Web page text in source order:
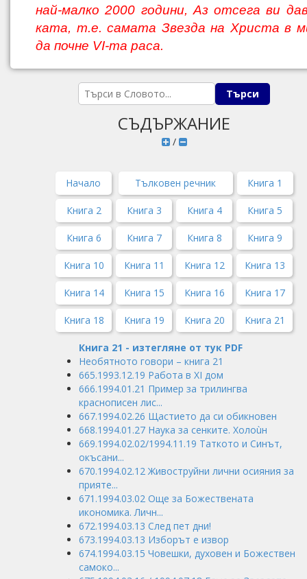
най-малко 2000 години, Аз отсега ви
ката, т.е. самата Звезда на Христа в
да почне VІ-та раса.
СЪДЪРЖАНИЕ
/
Начало Тълковен речник Книга 1
Книга 2 Книга 3 Книга 4 Книга 5
Книга 6 Книга 7 Книга 8 Книга 9
Книга 10 Книга 11 Книга 12 Книга 13
Книга 14 Книга 15 Книга 16 Книга 17
Книга 18 Книга 19 Книга 20 Книга 21
Книга 21 - изтегляне от тук PDF
Необятното говори – книга 21
665.1993.12.19 Работа в XI дом
666.1994.01.21 Пример за трилингва
краснописен лис...
667.1994.02.26 Щастието да си обикновен
668.1994.01.27 Наука за сенките. Холоùн
669.1994.02.02/1994.11.19 Таткото и Синът,
окъсани...
670.1994.02.12 Живоструйни лични осияния за
прияте...
671.1994.03.02 Още за Божествената
икономика. Личн...
672.1994.03.13 След пет дни!
673.1994.03.13 Изборът е извор
674.1994.03.15 Човешки, духовен и Божествен
самоко...